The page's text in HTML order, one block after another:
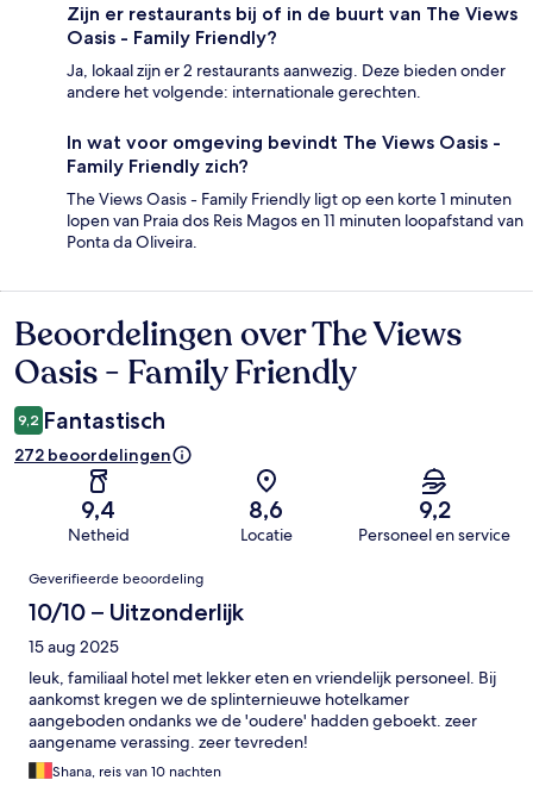
Zijn er restaurants bij of in de buurt van The Views
Oasis - Family Friendly?
Ja, lokaal zijn er 2 restaurants aanwezig. Deze bieden onder
andere het volgende: internationale gerechten.
In wat voor omgeving bevindt The Views Oasis -
Family Friendly zich?
The Views Oasis - Family Friendly ligt op een korte 1 minuten
lopen van Praia dos Reis Magos en 11 minuten loopafstand van
Ponta da Oliveira.
Beoordelingen
Beoordelingen over The Views
Oasis - Family Friendly
9,2 Fantastisch
272 beoordelingen
9,4
Netheid
8,6
Locatie
9,2
Personeel en service
Beoordelingen
Geverifieerde beoordeling
10/10 – Uitzonderlijk
15 aug 2025
leuk, familiaal hotel met lekker eten en vriendelijk personeel. Bij
aankomst kregen we de splinternieuwe hotelkamer
aangeboden ondanks we de 'oudere' hadden geboekt. zeer
aangename verassing. zeer tevreden!
Shana, reis van 10 nachten